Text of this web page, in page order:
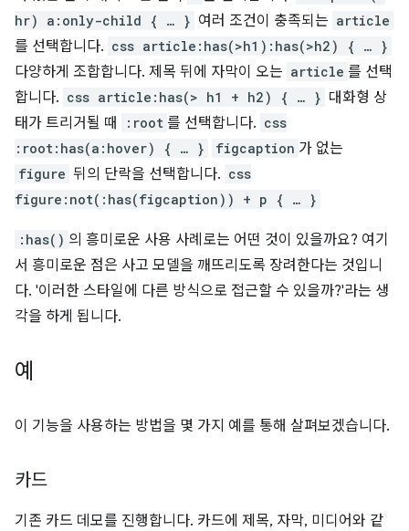
hr) a:only-child { … } 여러 조건이 충족되는 article
를 선택합니다. css article:has(>h1):has(>h2) { … }
다양하게 조합합니다. 제목 뒤에 자막이 오는 article 를 선택
합니다. css article:has(> h1 + h2) { … } 대화형 상
태가 트리거될 때
:root 를 선택합니다. css
:root:has(a:hover) { … }
figcaption 가 없는
figure 뒤의 단락을 선택합니다. css
figure:not(:has(figcaption)) + p { … }
:has() 의 흥미로운 사용 사례로는 어떤 것이 있을까요? 여기
서 흥미로운 점은 사고 모델을 깨뜨리도록 장려한다는 것입니
다. '이러한 스타일에 다른 방식으로 접근할 수 있을까?'라는 생
각을 하게 됩니다.
예
이 기능을 사용하는 방법을 몇 가지 예를 통해 살펴보겠습니다.
카드
기존 카드 데모를 진행합니다. 카드에 제목, 자막, 미디어와 같